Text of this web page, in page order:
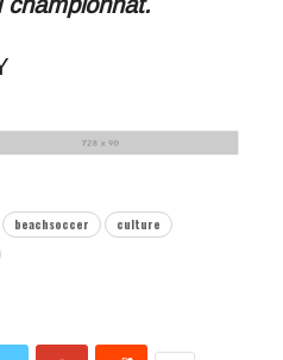
beachsoccer
culture